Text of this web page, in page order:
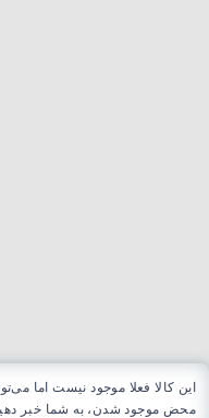
این کالا فعلا موجود نیست اما
محض موجود شدن، به شما خبر